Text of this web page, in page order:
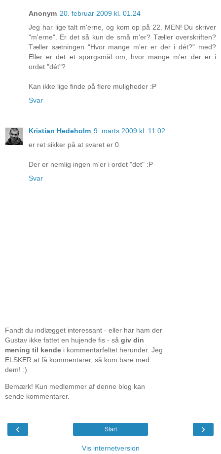
Anonym 20. februar 2009 kl. 01.24
Jeg har lige talt m'erne, og kom op på 22. MEN! Du skriver
"m'erne". Er det så kun de små m'er? Tæller overskriften?
Tæller sætningen "Hvor mange m'er er der i dét?" med?
Eller er det et spørgsmål om, hvor mange m'er der er i
ordet "dét"?
Kan ikke lige finde på flere muligheder :P
Svar
Kristian Hedeholm 9. marts 2009 kl. 11.02
er ret sikker på at svaret er 0
Der er nemlig ingen m'er i ordet "det" :P
Svar
Fandt du indlægget interessant - eller har ham der
Gustav ikke fattet en hujende fis - så giv din
mening til kende i kommentarfeltet herunder. Jeg
ELSKER at få kommentarer, så kom bare med
dem! :)
Bemærk! Kun medlemmer af denne blog kan
sende kommentarer.
‹ ›
Start
Vis internetversion